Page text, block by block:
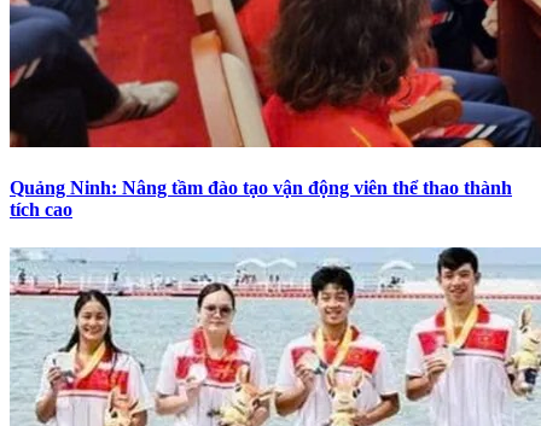
Quảng Ninh: Nâng tầm đào tạo vận động viên thể thao thành
tích cao